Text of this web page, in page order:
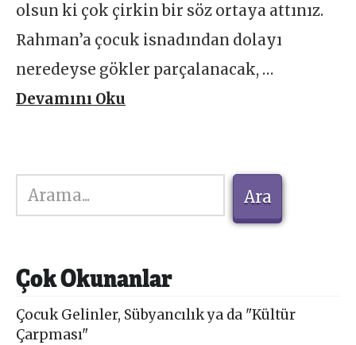
olsun ki çok çirkin bir söz ortaya attınız.
Rahman’a çocuk isnadından dolayı
neredeyse gökler parçalanacak, …
Devamını Oku
Ara
Ara
Çok Okunanlar
Çocuk Gelinler, Sübyancılık ya da "Kültür
Çarpması"